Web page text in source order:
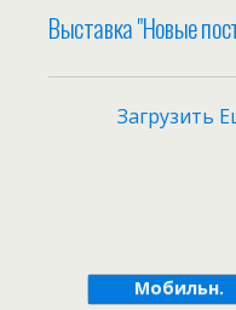
Выставка "Новые
Загрузить
Мобильн.